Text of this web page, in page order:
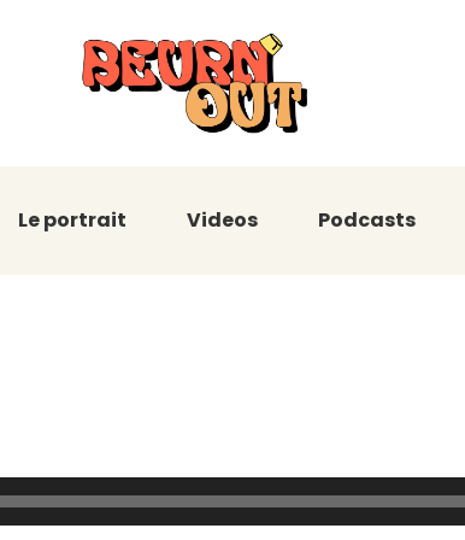
Le portrait Videos Podcasts